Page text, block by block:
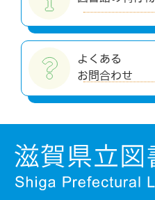
よくある
お問合わせ